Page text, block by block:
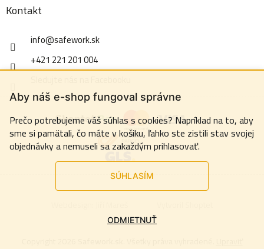
Aby náš e-shop fungoval správne
Prečo potrebujeme váš súhlas s cookies? Napríklad na to, aby
sme si pamätali, čo máte v košiku, ľahko ste zistili stav svojej
objednávky a nemuseli sa zakaždým prihlasovať.
SÚHLASÍM
ODMIETNUŤ
Kontakt
info@safework.sk
+421 221 201 004